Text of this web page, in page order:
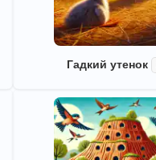
Гадкий утенок